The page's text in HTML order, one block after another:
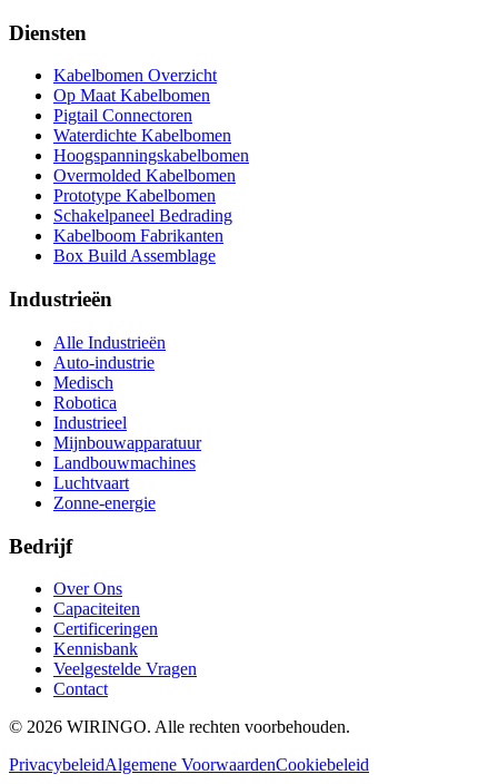
Diensten
Kabelbomen Overzicht
Op Maat Kabelbomen
Pigtail Connectoren
Waterdichte Kabelbomen
Hoogspanningskabelbomen
Overmolded Kabelbomen
Prototype Kabelbomen
Schakelpaneel Bedrading
Kabelboom Fabrikanten
Box Build Assemblage
Industrieën
Alle Industrieën
Auto-industrie
Medisch
Robotica
Industrieel
Mijnbouwapparatuur
Landbouwmachines
Luchtvaart
Zonne-energie
Bedrijf
Over Ons
Capaciteiten
Certificeringen
Kennisbank
Veelgestelde Vragen
Contact
© 2026 WIRINGO. Alle rechten voorbehouden.
PrivacybeleidAlgemene VoorwaardenCookiebeleid